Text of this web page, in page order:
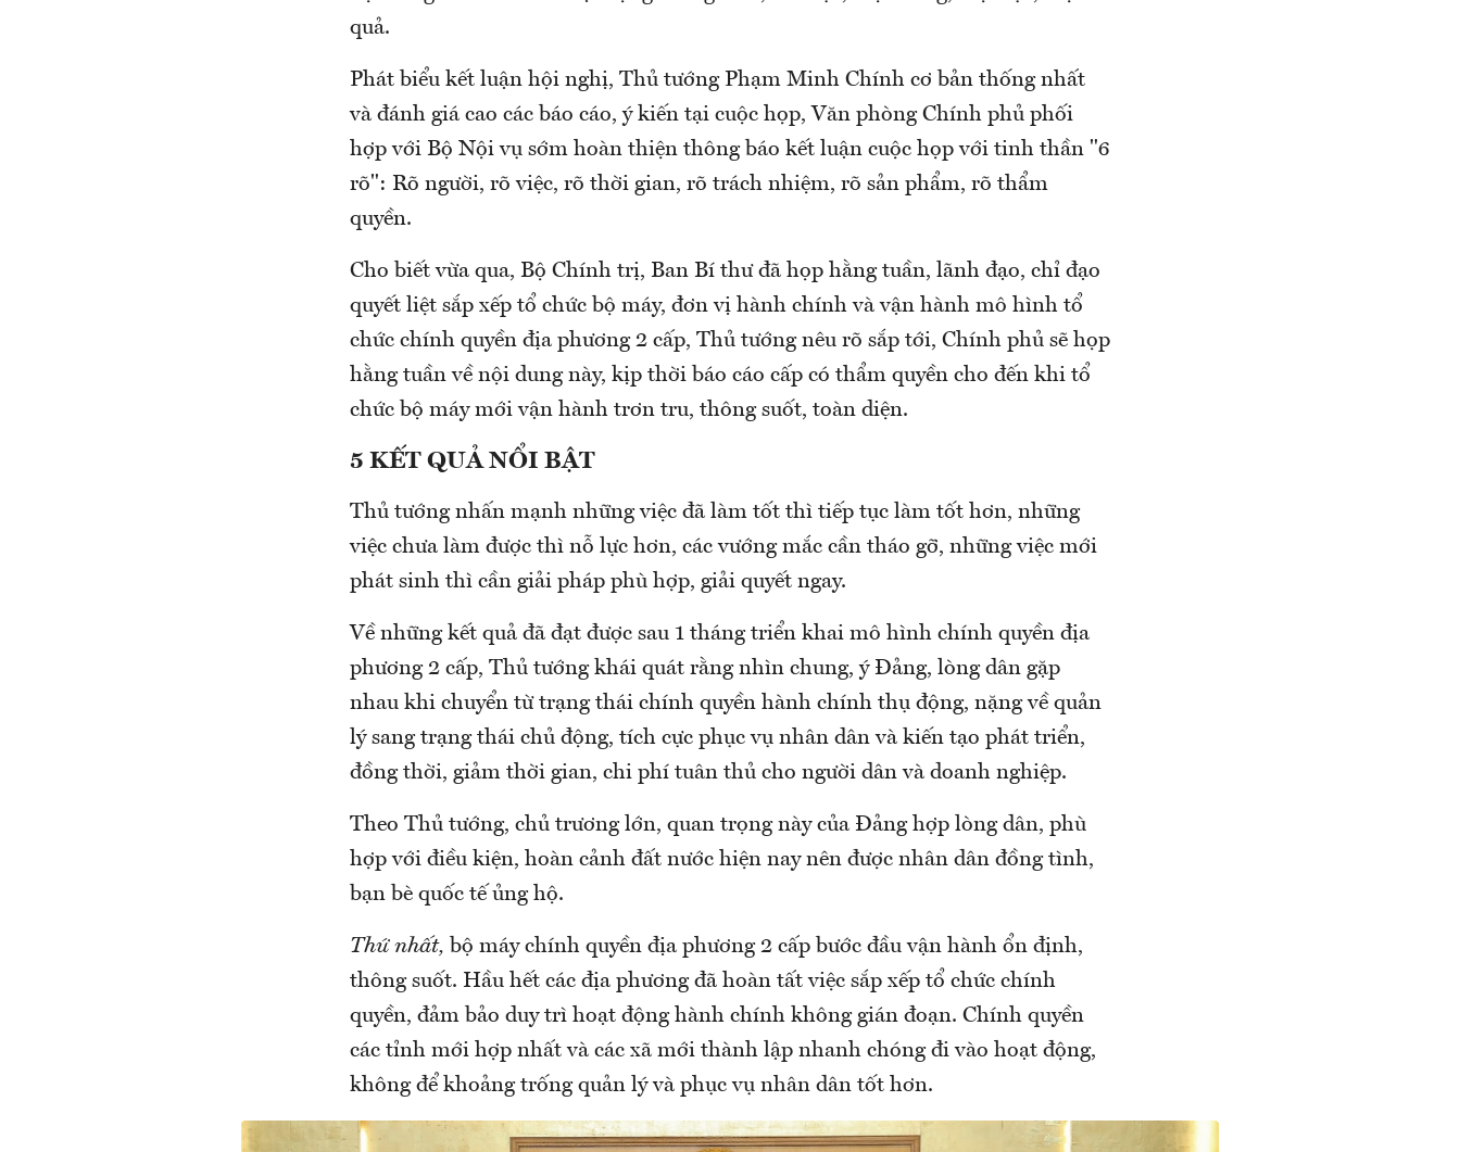
quả.
Phát biểu kết luận hội nghị, Thủ tướng Phạm Minh Chính cơ bản thống nhất
và đánh giá cao các báo cáo, ý kiến tại cuộc họp, Văn phòng Chính phủ phối
hợp với Bộ Nội vụ sớm hoàn thiện thông báo kết luận cuộc họp với tinh thần "6
rõ": Rõ người, rõ việc, rõ thời gian, rõ trách nhiệm, rõ sản phẩm, rõ thẩm
quyền.
Cho biết vừa qua, Bộ Chính trị, Ban Bí thư đã họp hằng tuần, lãnh đạo, chỉ đạo
quyết liệt sắp xếp tổ chức bộ máy, đơn vị hành chính và vận hành mô hình tổ
chức chính quyền địa phương 2 cấp, Thủ tướng nêu rõ sắp tới, Chính phủ sẽ họp
hằng tuần về nội dung này, kịp thời báo cáo cấp có thẩm quyền cho đến khi tổ
chức bộ máy mới vận hành trơn tru, thông suốt, toàn diện.
5 KẾT QUẢ NỔI BẬT
Thủ tướng nhấn mạnh những việc đã làm tốt thì tiếp tục làm tốt hơn, những
việc chưa làm được thì nỗ lực hơn, các vướng mắc cần tháo gỡ, những việc mới
phát sinh thì cần giải pháp phù hợp, giải quyết ngay.
Về những kết quả đã đạt được sau 1 tháng triển khai mô hình chính quyền địa
phương 2 cấp, Thủ tướng khái quát rằng nhìn chung, ý Đảng, lòng dân gặp
nhau khi chuyển từ trạng thái chính quyền hành chính thụ động, nặng về quản
lý sang trạng thái chủ động, tích cực phục vụ nhân dân và kiến tạo phát triển,
đồng thời, giảm thời gian, chi phí tuân thủ cho người dân và doanh nghiệp.
Theo Thủ tướng, chủ trương lớn, quan trọng này của Đảng hợp lòng dân, phù
hợp với điều kiện, hoàn cảnh đất nước hiện nay nên được nhân dân đồng tình,
bạn bè quốc tế ủng hộ.
Thứ nhất, bộ máy chính quyền địa phương 2 cấp bước đầu vận hành ổn định,
thông suốt. Hầu hết các địa phương đã hoàn tất việc sắp xếp tổ chức chính
quyền, đảm bảo duy trì hoạt động hành chính không gián đoạn. Chính quyền
các tỉnh mới hợp nhất và các xã mới thành lập nhanh chóng đi vào hoạt động,
không để khoảng trống quản lý và phục vụ nhân dân tốt hơn.